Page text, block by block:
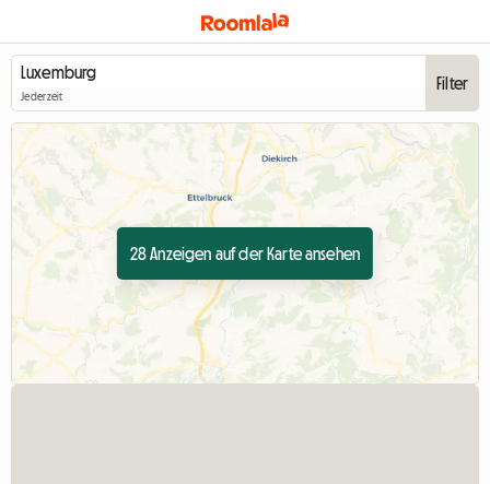
Jederzeit
Filter
28 Anzeigen auf der Karte ansehen